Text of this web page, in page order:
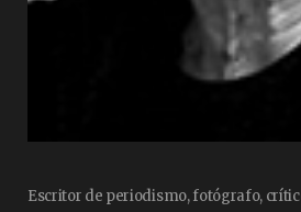
Escritor de periodismo, fotógrafo,